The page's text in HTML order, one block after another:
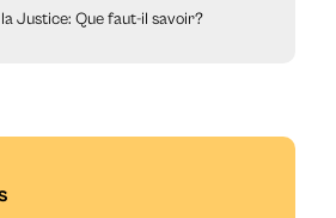
Justice: Que faut-il savoir?